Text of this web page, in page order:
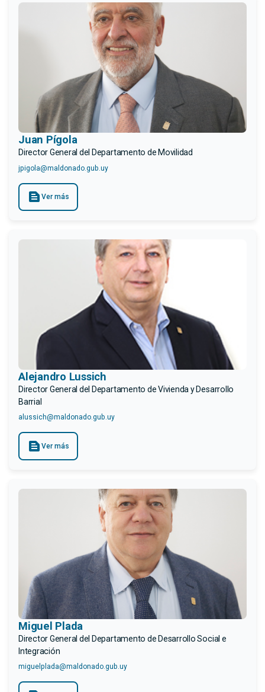
Juan Pígola
Director General del Departamento de Movilidad
jpigola@maldonado.gub.uy
text_snippet Ver más
Alejandro Lussich
Director General del Departamento de Vivienda y Desarrollo
Barrial
alussich@maldonado.gub.uy
text_snippet Ver más
Miguel Plada
Director General del Departamento de Desarrollo Social e
Integración
miguelplada@maldonado.gub.uy